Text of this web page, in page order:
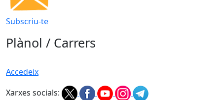
Subscriu-te
Plànol / Carrers
Accedeix
Xarxes socials: